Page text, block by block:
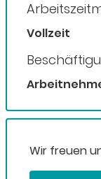
Vollzeit
Wir freuen